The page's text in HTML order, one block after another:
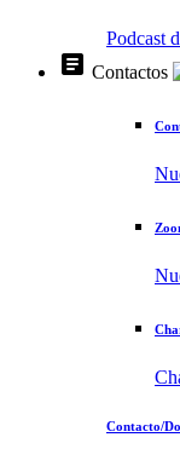
Podcast
article Contactos
Contacto/